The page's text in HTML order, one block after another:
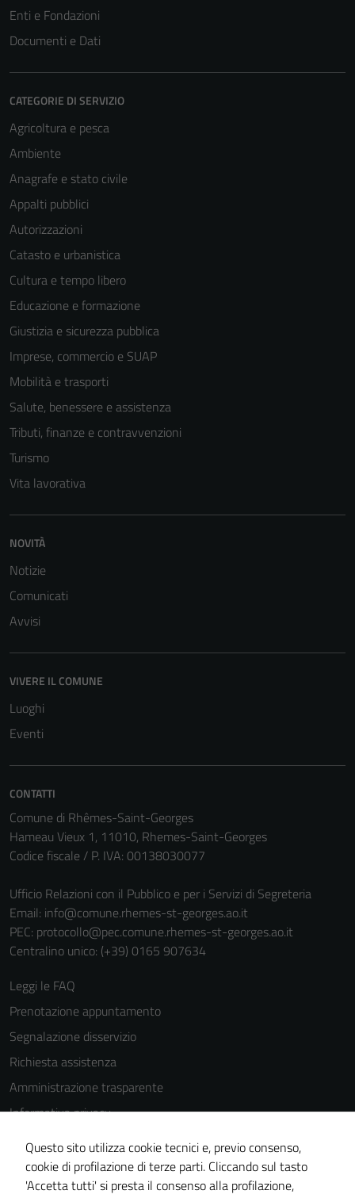
Enti e Fondazioni
Documenti e Dati
CATEGORIE DI SERVIZIO
Agricoltura e pesca
Ambiente
Anagrafe e stato civile
Appalti pubblici
Autorizzazioni
Catasto e urbanistica
Cultura e tempo libero
Educazione e formazione
Giustizia e sicurezza pubblica
Imprese, commercio e SUAP
Mobilità e trasporti
Salute, benessere e assistenza
Tributi, finanze e contravvenzioni
Turismo
Vita lavorativa
NOVITÀ
Notizie
Comunicati
Avvisi
VIVERE IL COMUNE
Luoghi
Eventi
CONTATTI
Comune di Rhêmes-Saint-Georges
Hameau Vieux 1, 11010, Rhemes-Saint-Georges
Codice fiscale / P. IVA: 00138030077
Ufficio Relazioni con il Pubblico e per i Servizi di Segreteria
Email: info@comune.rhemes-st-georges.ao.it
PEC: protocollo@pec.comune.rhemes-st-georges.ao.it
Centralino unico: (+39) 0165 907634
Leggi le FAQ
Prenotazione appuntamento
Segnalazione disservizio
Richiesta assistenza
Amministrazione trasparente
Informativa privacy
Cookie Policy
Note legali
Dichiarazione di accessibilità
Questo sito utilizza cookie tecnici e, previo consenso,
cookie di profilazione di terze parti. Cliccando sul tasto
'Accetta tutti' si presta il consenso alla profilazione,
Tecnici
disabilitati.
non raccolgono
informazioni
personali.